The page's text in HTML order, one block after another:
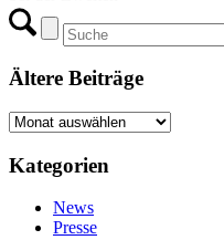
Ältere Beiträge
Ältere
Kategorien
News
Presse